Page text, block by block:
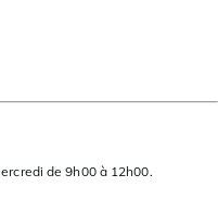
de 9h00 à 12h00.